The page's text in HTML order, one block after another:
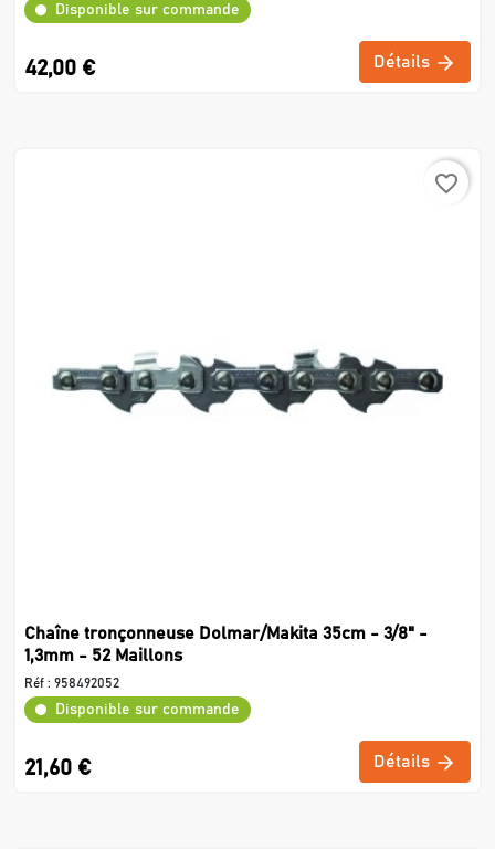
Disponible sur commande
42,00 € Détails
favorite_border
Chaîne tronçonneuse Dolmar/Makita 35cm - 3/8" -
1,3mm - 52 Maillons
Réf : 958492052
Disponible sur commande
21,60 € Détails